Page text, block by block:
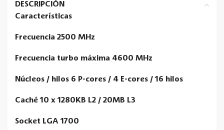
DESCRIPCIÓN
Características
Frecuencia 2500 MHz
Frecuencia turbo máxima 4600 MHz
Núcleos / hilos 6 P-cores / 4 E-cores / 16 hilos
Caché 10 x 1280KB L2 / 20MB L3
Socket LGA 1700